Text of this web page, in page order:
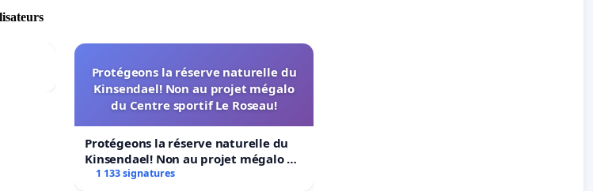
Protégeons la réserve naturelle du
Kinsendael! Non au projet mégalo
du Centre sportif Le Roseau!
Protégeons la réserve naturelle du
Kinsendael! Non au projet mégalo du
Centre sportif Le Roseau!
1 133 signatures